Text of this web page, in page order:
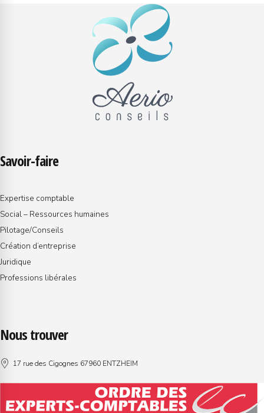
Savoir-faire
Expertise comptable
Social – Ressources humaines
Pilotage/Conseils
Création d’entreprise
Juridique
Professions libérales
Nous trouver
17 rue des Cigognes 67960 ENTZHEIM